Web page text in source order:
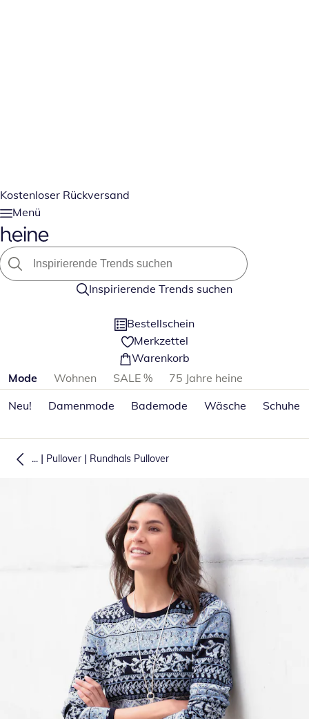
Kostenloser Rückversand
Menü
Inspirierende Trends suchen
Bestellschein
Merkzettel
Warenkorb
Produktkategorien überspringen
Mode Wohnen SALE %
75 Jahre heine
Neu!
Damenmode Bademode Wäsche Schuhe
... | Pullover | Rundhals Pullover